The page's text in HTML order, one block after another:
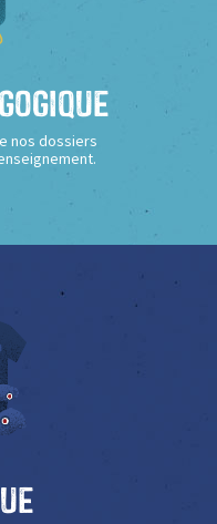
nos dossiers